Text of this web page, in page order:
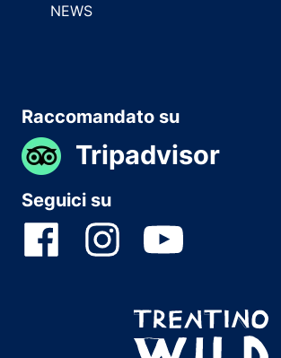
NEWS
Raccomandato su
Tripadvisor
Seguici su